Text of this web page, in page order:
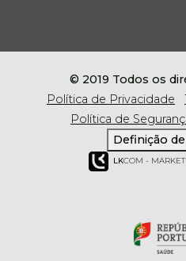
© 2019 Todos os
Política de Privacidade
Política de
Definição
LKCOM -